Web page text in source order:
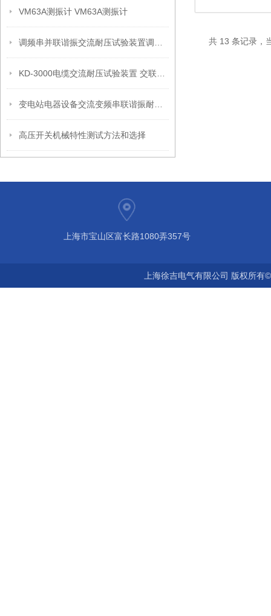
VM63A测振计 VM63A测振计
高压开关机械特性测试方法和选择
共 13 条记录
上海市宝山区富长路1080弄357号
上海徐吉电气有限公司 版权所